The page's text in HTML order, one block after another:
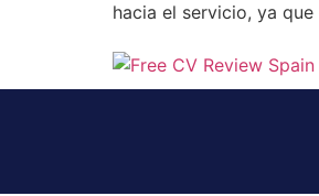
hacia el servicio, ya